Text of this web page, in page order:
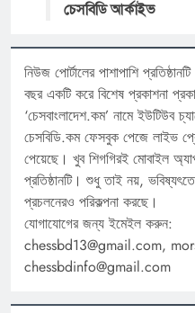
চেসবিডি আর্কাইভ
নিউজ পোর্টালের পাশাপাশি
বছর একটি করে বিশেষ প্রকাশনা
‘চেসবাংলাদেশ.কম’ নামে ইউটিউব
চেসবিডি.কম ফেসবুক পেজে লাইভ
পেয়েছে। খুব শিগগিরই মোবাইল
প্রতিষ্ঠানটি। শুধু তাই নয়,
প্রচলনেরও পরিকল্পনা করছে।
যোগাযোগের জন্য ইমেইল করুন:
chessbd13@gmail.com,
chessbdinfo@gmail.com